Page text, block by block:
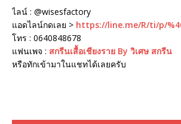
ไลน์ : @wisesfactory
แอดไลน์กดเลย > https://line.me/R/ti/p/
โทร : 0640848678
แฟนเพจ : สกรีนเสื้อเชียงราย By วิเศษ สกรีน
หรือทักเข้ามาในแชทได้เลยครับ